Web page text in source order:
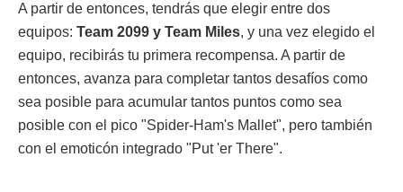
A partir de entonces, tendrás que elegir entre dos
equipos: Team 2099 y Team Miles, y una vez elegido el
equipo, recibirás tu primera recompensa. A partir de
entonces, avanza para completar tantos desafíos como
sea posible para acumular tantos puntos como sea
posible con el pico "Spider-Ham's Mallet", pero también
con el emoticón integrado "Put 'er There".